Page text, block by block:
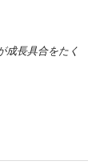
成長具合をたく